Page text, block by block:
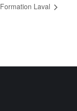
Formation Laval